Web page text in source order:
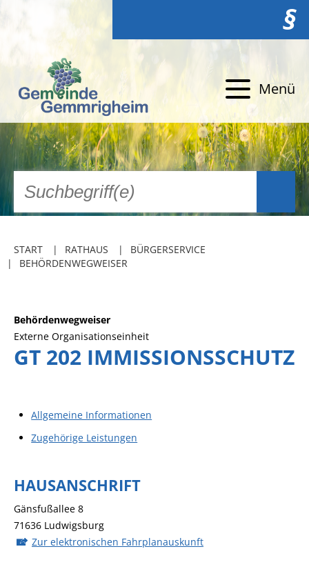
§
Menü
START RATHAUS
BÜRGERSERVICE
BEHÖRDENWEGWEISER
Behördenwegweiser
Externe Organisationseinheit
GT 202 IMMISSIONSSCHUTZ
Allgemeine Informationen
Zugehörige Leistungen
HAUSANSCHRIFT
Gänsfußallee 8
71636 Ludwigsburg
Zur elektronischen Fahrplanauskunft